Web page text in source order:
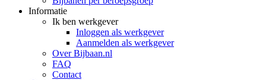
Informatie
Ik ben werkgever
Inloggen als werkgever
Aanmelden als werkgever
Over Bijbaan.nl
FAQ
Contact